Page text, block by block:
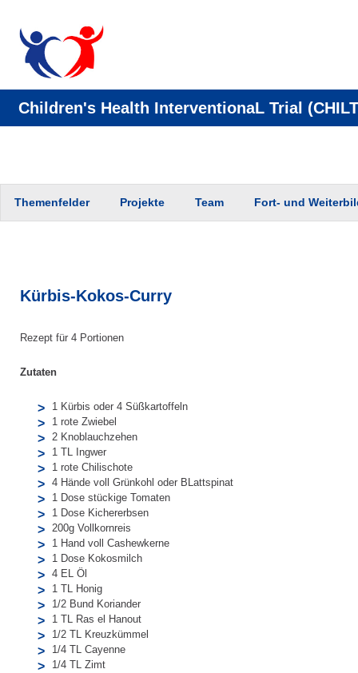
Children's Health InterventionaL Trial
Themenfelder Projekte Team Fort- und
Kürbis-Kokos-Curry
Rezept für 4 Portionen
Zutaten
1 Kürbis oder 4 Süßkartoffeln
1 rote Zwiebel
2 Knoblauchzehen
1 TL Ingwer
1 rote Chilischote
4 Hände voll Grünkohl oder BLattspinat
1 Dose stückige Tomaten
1 Dose Kichererbsen
200g Vollkornreis
1 Hand voll Cashewkerne
1 Dose Kokosmilch
4 EL Öl
1 TL Honig
1/2 Bund Koriander
1 TL Ras el Hanout
1/2 TL Kreuzkümmel
1/4 TL Cayenne
1/4 TL Zimt